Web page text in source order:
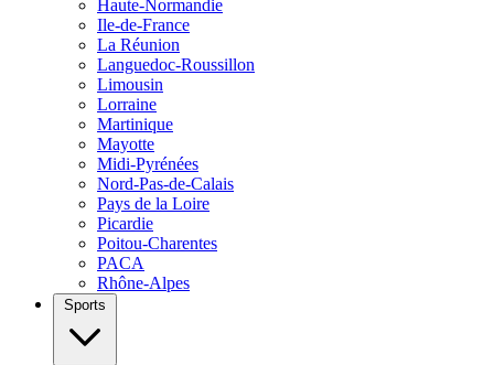
Haute-Normandie
Ile-de-France
La Réunion
Languedoc-Roussillon
Limousin
Lorraine
Martinique
Mayotte
Midi-Pyrénées
Nord-Pas-de-Calais
Pays de la Loire
Picardie
Poitou-Charentes
PACA
Rhône-Alpes
Sports